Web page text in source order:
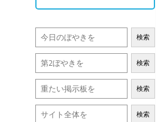
検索
検索
検索
検索